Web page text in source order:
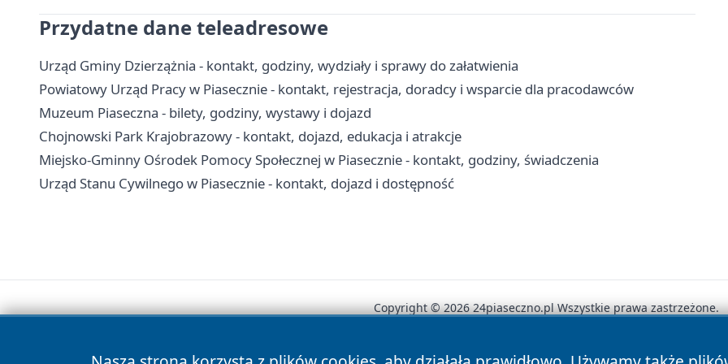
Przydatne dane teleadresowe
Urząd Gminy Dzierzążnia - kontakt, godziny, wydziały i sprawy do załatwienia
Powiatowy Urząd Pracy w Piasecznie - kontakt, rejestracja, doradcy i wsparcie dla pracodawców
Muzeum Piaseczna - bilety, godziny, wystawy i dojazd
Chojnowski Park Krajobrazowy - kontakt, dojazd, edukacja i atrakcje
Miejsko-Gminny Ośrodek Pomocy Społecznej w Piasecznie - kontakt, godziny, świadczenia
Urząd Stanu Cywilnego w Piasecznie - kontakt, dojazd i dostępność
Copyright © 2026 24piaseczno.pl Wszystkie prawa zastrzeżone.